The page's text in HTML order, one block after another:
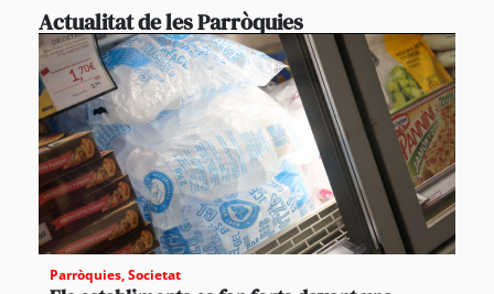
Actualitat de les Parròquies
Parròquies,Societat